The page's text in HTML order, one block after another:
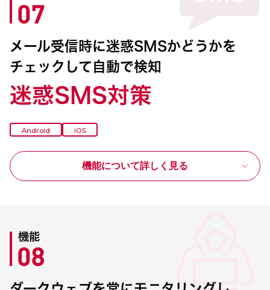
メール受信時に迷惑SMSかどうかを
チェックして自動で検知
迷惑SMS対策
Android iOS
機能について詳しく見る
機能